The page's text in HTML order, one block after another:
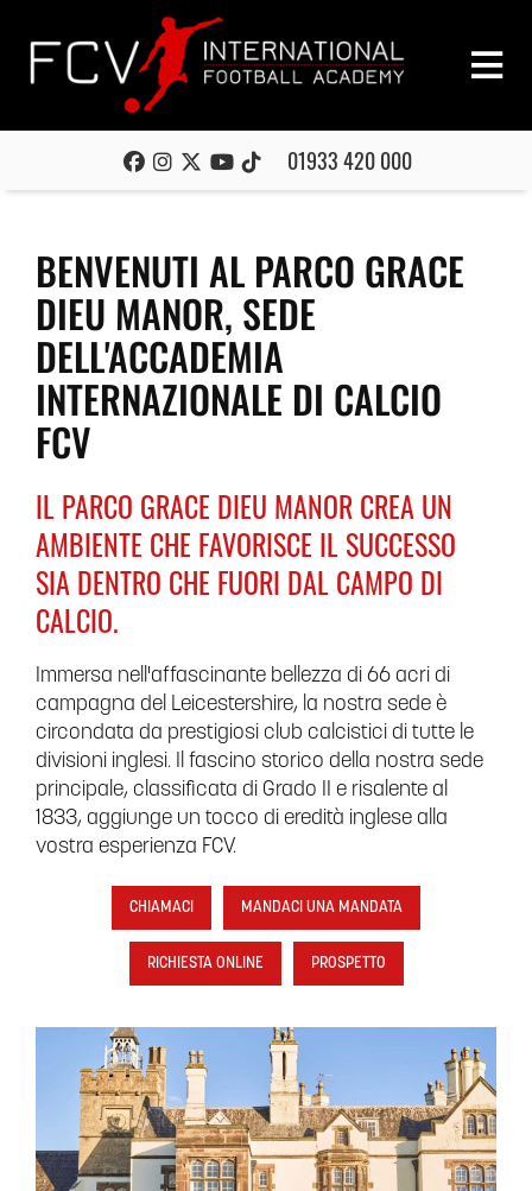
01933 420 000
BENVENUTI AL PARCO GRACE
DIEU MANOR, SEDE
DELL'ACCADEMIA
INTERNAZIONALE DI CALCIO
FCV
IL PARCO GRACE DIEU MANOR CREA UN
AMBIENTE CHE FAVORISCE IL SUCCESSO
SIA DENTRO CHE FUORI DAL CAMPO DI
CALCIO.
Immersa nell'affascinante bellezza di 66 acri di
campagna del Leicestershire, la nostra sede è
circondata da prestigiosi club calcistici di tutte le
divisioni inglesi. Il fascino storico della nostra sede
principale, classificata di Grado II e risalente al
1833, aggiunge un tocco di eredità inglese alla
vostra esperienza FCV.
CHIAMACI MANDACI UNA MANDATA
RICHIESTA ONLINE PROSPETTO